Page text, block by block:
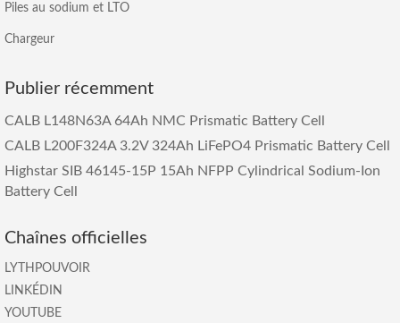
Piles au sodium et LTO
Chargeur
Publier récemment
CALB L148N63A 64Ah NMC Prismatic Battery Cell
CALB L200F324A 3.2V 324Ah LiFePO4 Prismatic Battery Cell
Highstar SIB 46145-15P 15Ah NFPP Cylindrical Sodium-Ion
Battery Cell
Chaînes officielles
LYTHPOUVOIR
LINKÉDIN
YOUTUBE